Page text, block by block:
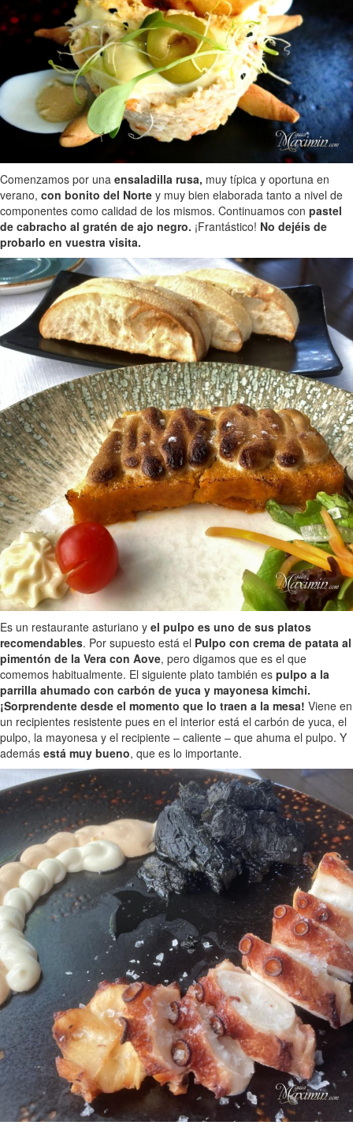
Comenzamos por una ensaladilla rusa, muy típica y oportuna en
verano, con bonito del Norte y muy bien elaborada tanto a nivel de
componentes como calidad de los mismos. Continuamos con pastel
de cabracho al gratén de ajo negro. ¡Frantástico! No dejéis de
probarlo en vuestra visita.
Es un restaurante asturiano y el pulpo es uno de sus platos
recomendables. Por supuesto está el Pulpo con crema de patata al
pimentón de la Vera con Aove, pero digamos que es el que
comemos habitualmente. El siguiente plato también es pulpo a la
parrilla ahumado con carbón de yuca y mayonesa kimchi.
¡Sorprendente desde el momento que lo traen a la mesa! Viene en
un recipientes resistente pues en el interior está el carbón de yuca, el
pulpo, la mayonesa y el recipiente – caliente – que ahuma el pulpo. Y
además está muy bueno, que es lo importante.